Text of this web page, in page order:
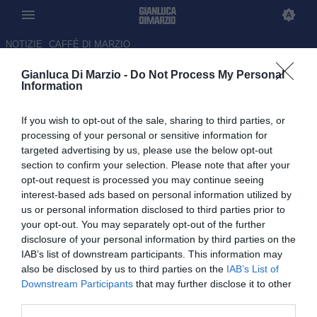
Gianluca Di Marzio - Do Not Process My Personal
Information
If you wish to opt-out of the sale, sharing to third parties, or
processing of your personal or sensitive information for
targeted advertising by us, please use the below opt-out
section to confirm your selection. Please note that after your
opt-out request is processed you may continue seeing
interest-based ads based on personal information utilized by
us or personal information disclosed to third parties prior to
your opt-out. You may separately opt-out of the further
disclosure of your personal information by third parties on the
IAB’s list of downstream participants. This information may
also be disclosed by us to third parties on the IAB’s List of
Downstream Participants that may further disclose it to other
NOTIZIE CAFFÈ DI MARZIO
Il ragazzo della Nord è
e il 21° sigillo
04.05.2026 08:30 diMattia De Pascalis
Il 21° Scudetto dell'Inter ha un nome e un cognome: Federico
Dimarco. Sei gol, diciotto assist, la miglior stagione del "ragazzo
della Nord"